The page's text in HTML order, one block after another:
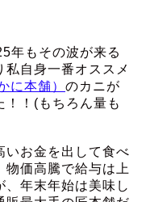
年もその波が来る
私自身一番オススメ
に本舗） のカニが
！！(もちろん量も
いお金を出して食べ
物価高騰で給与は上
、年末年始は美味し